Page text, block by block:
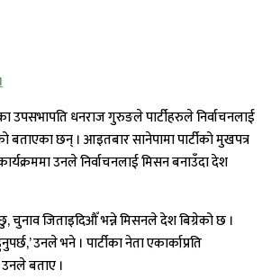
उपसभापति धनराज गुरुङले पार्टीहरुले निर्वाचनलाई
बताएका छन् । आइतबार सानेपामा पार्टीको मुखपत्र
उनले निर्वाचनलाई मिसन बनाउँदा देश
जिताइदिऔँ भन्ने मिसनले देश बिग्रेको छ ।
उनले भने । पार्टीका नेता एकार्काप्रति
बताए ।